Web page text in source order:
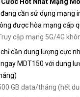
cần sử dụng mạng
được hòa mạng cáp
cập mạng 5G/4G
cần dung lượng cực
MDT150 với dung
GB data/tháng (hết